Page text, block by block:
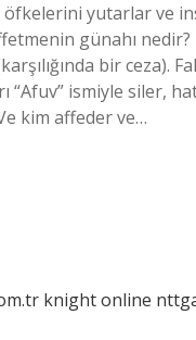
yutarlar ve
günahı nedir?
bir ceza).
ismiyle siler,
kim affeder ve…
knight online